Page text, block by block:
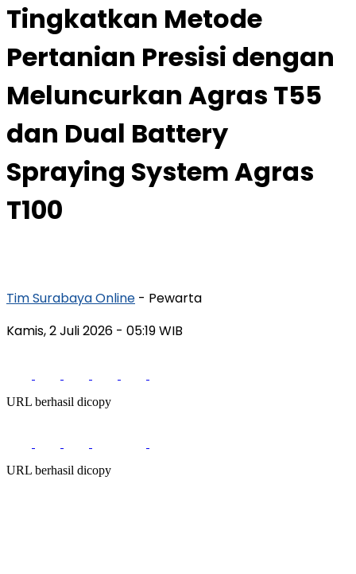
Tingkatkan Metode
Pertanian Presisi dengan
Meluncurkan Agras T55
dan Dual Battery
Spraying System Agras
T100
Tim Surabaya Online - Pewarta
Kamis, 2 Juli 2026 - 05:19 WIB
URL berhasil dicopy
URL berhasil dicopy